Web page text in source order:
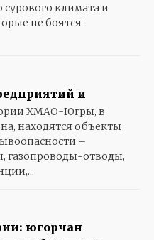
климата и
не боятся
и
ХМАО-Югры, в
находятся объекты
–
газопроводы-отводы,
югорчан